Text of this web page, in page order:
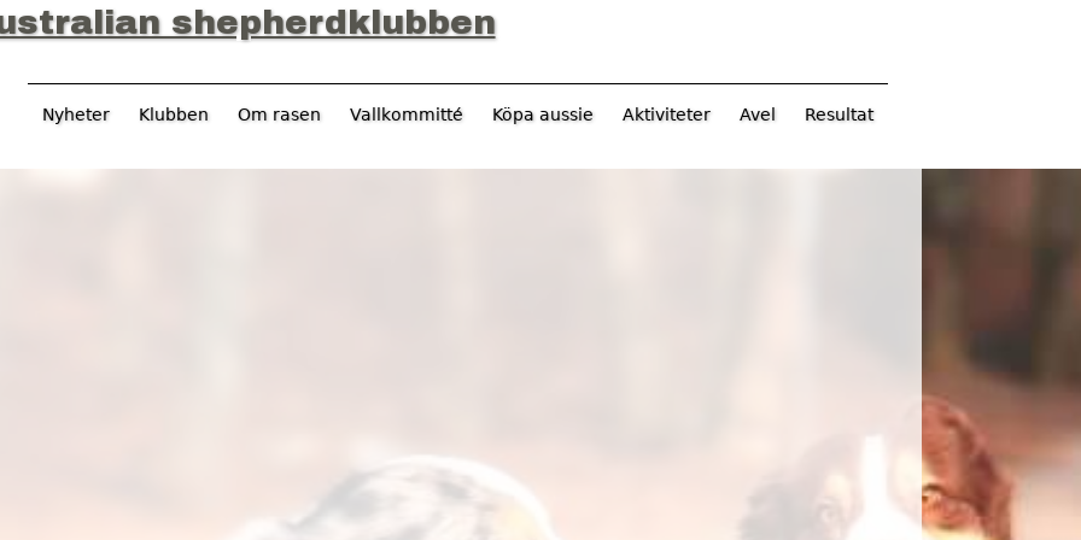
Jump to navigation
shepherdklubben
Nyheter Klubben Om rasen Vallkommitté Köpa aussie Aktiviteter Avel Resultat